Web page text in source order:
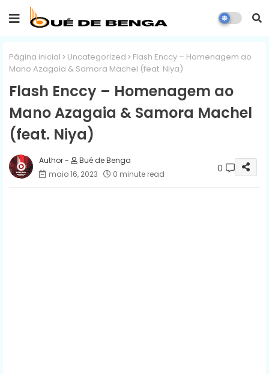
Página inicial Uncategorized
Flash Enccy – Homenagem ao
Mano Azagaia & Samora Machel (feat. Niya)
Flash Enccy – Homenagem ao
Mano Azagaia & Samora Machel
(feat. Niya)
Bué de Benga
maio 16, 2023
0 minute read 0